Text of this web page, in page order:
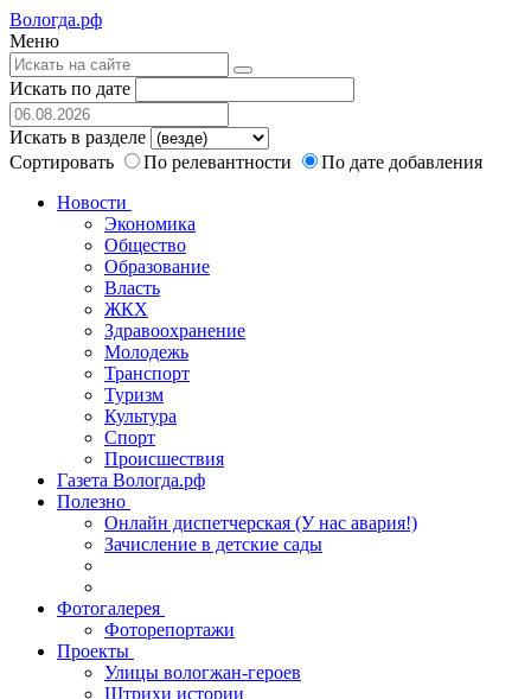
Вологда.рф
Меню
Искать по дате
Искать в разделе
Сортировать
По релевантности
По дате добавления
Новости
Экономика
Общество
Образование
Власть
ЖКХ
Здравоохранение
Молодежь
Транспорт
Туризм
Культура
Спорт
Происшествия
Газета Вологда.рф
Полезно
Онлайн диспетчерская (У нас авария!)
Зачисление в детские сады
Фотогалерея
Фоторепортажи
Проекты
Улицы вологжан-героев
Штрихи истории